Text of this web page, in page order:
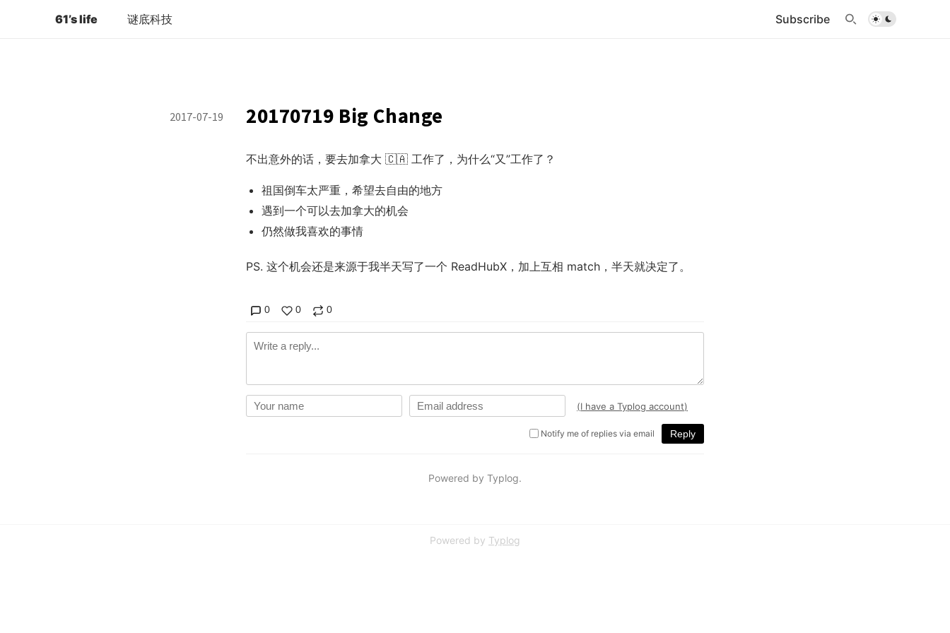
61’s life 谜底科技 Subscribe
20170719 Big Change
不出意外的话，要去加拿大 🇨🇦 工作了，为什么“又”工作了？
祖国倒车太严重，希望去自由的地方
遇到一个可以去加拿大的机会
仍然做我喜欢的事情
PS. 这个机会还是来源于我半天写了一个 ReadHubX，加上互相 match，半天就决定了。
2017-07-19
Powered by Typlog